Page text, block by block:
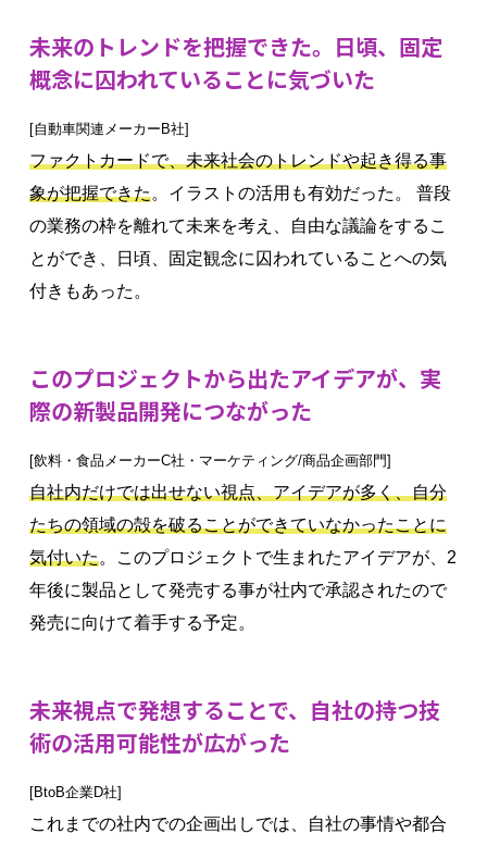
未来のトレンドを把握できた。日頃、固定
概念に囚われていることに気づいた
[自動車関連メーカーB社]
ファクトカードで、未来社会のトレンドや起き得る事
象が把握できた。イラストの活用も有効だった。 普段
の業務の枠を離れて未来を考え、自由な議論をするこ
とができ、日頃、固定観念に囚われていることへの気
付きもあった。
このプロジェクトから出たアイデアが、実
際の新製品開発につながった
[飲料・食品メーカーC社・マーケティング/商品企画部門]
自社内だけでは出せない視点、アイデアが多く、自分
たちの領域の殻を破ることができていなかったことに
気付いた。このプロジェクトで生まれたアイデアが、2
年後に製品として発売する事が社内で承認されたので
発売に向けて着手する予定。
未来視点で発想することで、自社の持つ技
術の活用可能性が広がった
[BtoB企業D社]
これまでの社内での企画出しでは、自社の事情や都合